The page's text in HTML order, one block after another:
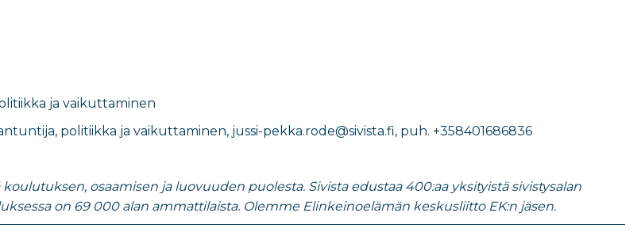
ja vaikuttaminen
politiikka ja vaikuttaminen​, jussi-pekka.rode@sivista.fi, puh. +358401686836
osaamisen ja luovuuden puolesta. Sivista edustaa 400:aa yksityistä sivistysalan
on 69 000 alan ammattilaista. Olemme Elinkeinoelämän keskusliitto EK:n jäsen.